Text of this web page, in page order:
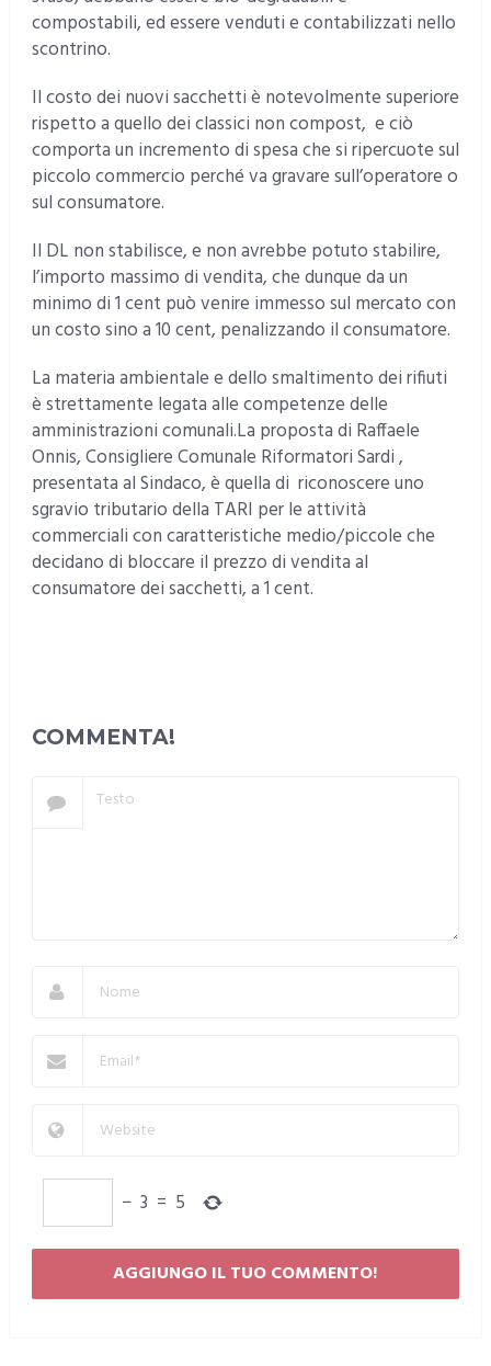
compostabili, ed essere venduti e contabilizzati nello
scontrino.
Il costo dei nuovi sacchetti è notevolmente superiore
rispetto a quello dei classici non compost, e ciò
comporta un incremento di spesa che si ripercuote sul
piccolo commercio perché va gravare sull’operatore o
sul consumatore.
Il DL non stabilisce, e non avrebbe potuto stabilire,
l’importo massimo di vendita, che dunque da un
minimo di 1 cent può venire immesso sul mercato con
un costo sino a 10 cent, penalizzando il consumatore.
La materia ambientale e dello smaltimento dei rifiuti
è strettamente legata alle competenze delle
amministrazioni comunali.La proposta di Raffaele
Onnis, Consigliere Comunale Riformatori Sardi ,
presentata al Sindaco, è quella di riconoscere uno
sgravio tributario della TARI per le attività
commerciali con caratteristiche medio/piccole che
decidano di bloccare il prezzo di vendita al
consumatore dei sacchetti, a 1 cent.
COMMENTA!
− 3 = 5